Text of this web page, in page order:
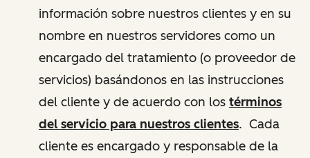
información sobre nuestros clientes y en su
nombre en nuestros servidores como un
encargado del tratamiento (o proveedor de
servicios) basándonos en las instrucciones
del cliente y de acuerdo con los términos
del servicio para nuestros clientes. Cada
cliente es encargado y responsable de la